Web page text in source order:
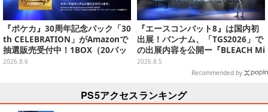
『ポケカ』30周年記念パック「30
th CELEBRATION」がAmazonで
抽選販売受付中！1BOX（20パッ
ク入り）
2026.8.6
『エースコンバット8』は国内初
出展！バンナム、「TGS2026」で
の出展内容を公開ー『BLEACH Mi
rrors High』や『ONE PIECE 海
のごちそうレストラン』も遊べる
2026.8.5
Recommended by
PS5アクセスランキング